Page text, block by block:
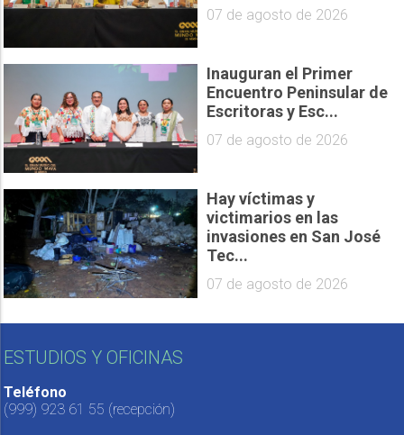
07 de agosto de 2026
Inauguran el Primer
Encuentro Peninsular de
Escritoras y Esc...
07 de agosto de 2026
Hay víctimas y
victimarios en las
invasiones en San José
Tec...
07 de agosto de 2026
ESTUDIOS Y OFICINAS
Teléfono
(999) 923 61 55 (recepción)